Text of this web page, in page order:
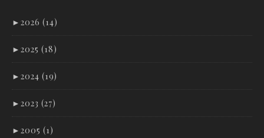
► 2026 (14)
► 2025 (18)
► 2024 (19)
► 2023 (27)
► 2005 (1)